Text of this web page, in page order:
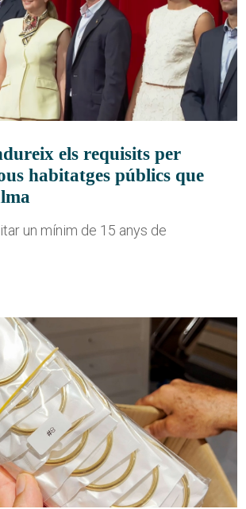
els requisits per
habitatges públics que
un mínim de 15 anys de